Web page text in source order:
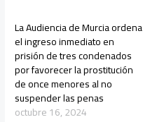
La Audiencia de Murcia ordena
el ingreso inmediato en
prisión de tres condenados
por favorecer la prostitución
de once menores al no
suspender las penas
octubre 16, 2024